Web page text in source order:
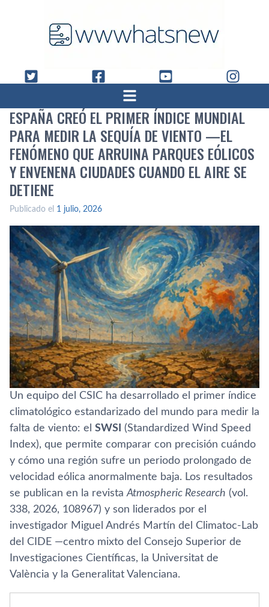
ESPAÑA CREÓ EL PRIMER ÍNDICE MUNDIAL
PARA MEDIR LA SEQUÍA DE VIENTO —EL
FENÓMENO QUE ARRUINA PARQUES EÓLICOS
Y ENVENENA CIUDADES CUANDO EL AIRE SE
DETIENE
Publicado el 1 julio, 2026
Un equipo del CSIC ha desarrollado el primer índice
climatológico estandarizado del mundo para medir la
falta de viento: el SWSI (Standardized Wind Speed
Index), que permite comparar con precisión cuándo
y cómo una región sufre un periodo prolongado de
velocidad eólica anormalmente baja. Los resultados
se publican en la revistaAtmospheric Research (vol.
338, 2026, 108967) y son liderados por el
investigador Miguel Andrés Martín del Climatoc-Lab
del CIDE —centro mixto del Consejo Superior de
Investigaciones Científicas, la Universitat de
València y la Generalitat Valenciana.